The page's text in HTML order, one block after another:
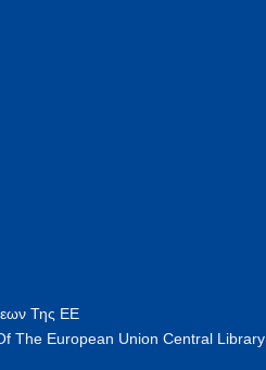
Της ΕΕ
The European Union Central Library